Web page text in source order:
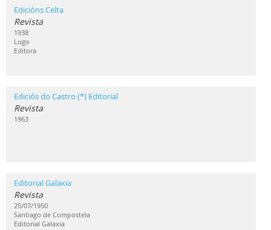
Edicións Celta
Revista
1938
Lugo
Editora
Ediciós do Castro (*) Editorial
Revista
1963
Editorial Galaxia
Revista
25/07/1950
Santiago de Compostela
Editorial Galaxia